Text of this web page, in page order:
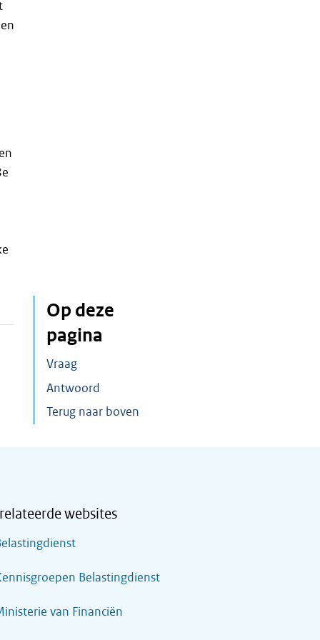
Op deze
pagina
Vraag
Antwoord
Terug naar boven
websites
Belastingdienst
van Financiën